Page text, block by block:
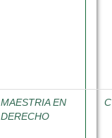
MAESTRIA EN
DERECHO